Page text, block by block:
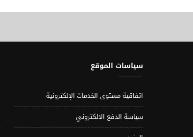
سياسات الموقع
اتفاقية مستوى الخدمات الإلكترونية
سياسة الدفع الالكتروني